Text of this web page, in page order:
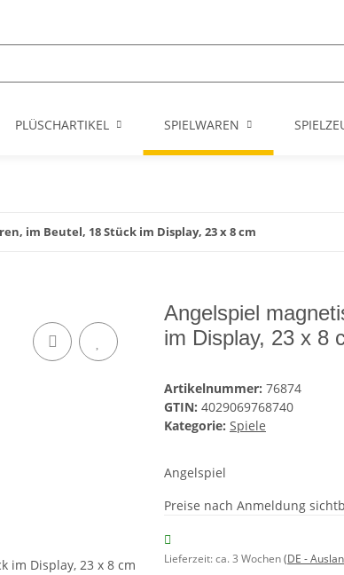
PLÜSCHARTIKEL SPIELWAREN
im Beutel, 18 Stück im Display, 23 x 8 cm
Angelspiel
im Display, 23 x 8
Artikelnummer: 76874
GTIN: 4029069768740
Kategorie: Spiele
Angelspiel
Preise nach Anmeldung
Lieferzeit:ca. 3 Wochen(DE -